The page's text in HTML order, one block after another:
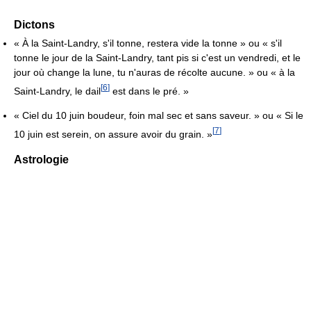
Dictons
« À la Saint-Landry, s'il tonne, restera vide la tonne » ou « s'il
tonne le jour de la Saint-Landry, tant pis si c'est un vendredi, et le
jour où change la lune, tu n'auras de récolte aucune. » ou « à la
Saint-Landry, le dail[6] est dans le pré. »
« Ciel du 10 juin boudeur, foin mal sec et sans saveur. » ou « Si le
10 juin est serein, on assure avoir du grain. »[7]
Astrologie